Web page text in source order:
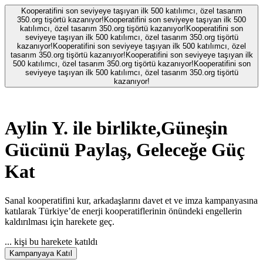
Kooperatifini son seviyeye taşıyan ilk 500 katılımcı, özel tasarım
350.org tişörtü kazanıyor! Kooperatifini son seviyeye taşıyan ilk 500
katılımcı, özel tasarım 350.org tişörtü kazanıyor! Kooperatifini son
seviyeye taşıyan ilk 500 katılımcı, özel tasarım 350.org tişörtü
kazanıyor! Kooperatifini son seviyeye taşıyan ilk 500 katılımcı, özel
tasarım 350.org tişörtü kazanıyor! Kooperatifini son seviyeye taşıyan ilk
500 katılımcı, özel tasarım 350.org tişörtü kazanıyor! Kooperatifini son
seviyeye taşıyan ilk 500 katılımcı, özel tasarım 350.org tişörtü
kazanıyor!
Aylin Y. ile birlikte,Güneşin
Gücünü Paylaş, Geleceğe Güç
Kat
Sanal kooperatifini kur, arkadaşlarını davet et ve imza kampanyasına
katılarak Türkiye’de enerji kooperatiflerinin önündeki engellerin
kaldırılması için harekete geç.
... kişi bu harekete katıldı
Kampanyaya Katıl